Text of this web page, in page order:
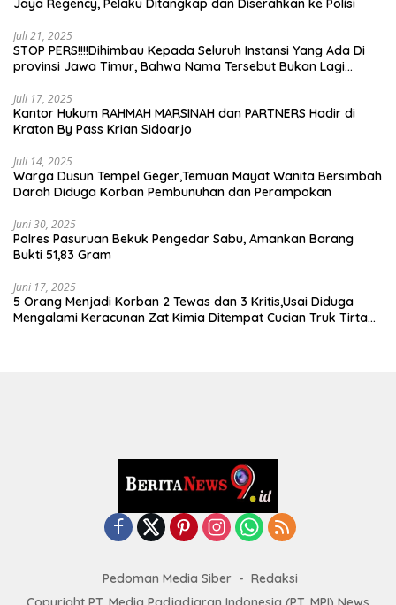
Jaya Regency, Pelaku Ditangkap dan Diserahkan ke Polisi
Juli 21, 2025
STOP PERS!!!!Dihimbau Kepada Seluruh Instansi Yang Ada Di
provinsi Jawa Timur, Bahwa Nama Tersebut Bukan Lagi
Juli 17, 2025
Kantor Hukum RAHMAH MARSINAH dan PARTNERS Hadir di
Kraton By Pass Krian Sidoarjo
Juli 14, 2025
Warga Dusun Tempel Geger,Temuan Mayat Wanita Bersimbah
Darah Diduga Korban Pembunuhan dan Perampokan
Juni 30, 2025
Polres Pasuruan Bekuk Pengedar Sabu, Amankan Barang
Bukti 51,83 Gram
Juni 17, 2025
5 Orang Menjadi Korban 2 Tewas dan 3 Kritis,Usai Diduga
Mengalami Keracunan Zat Kimia Ditempat Cucian Truk Tirta
Pedoman Media Siber
Redaksi